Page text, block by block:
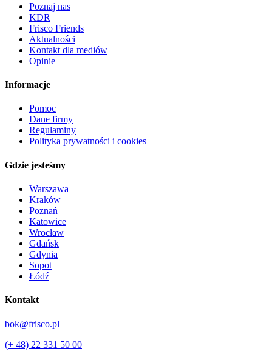
Poznaj nas
KDR
Frisco Friends
Aktualności
Kontakt dla mediów
Opinie
Informacje
Pomoc
Dane firmy
Regulaminy
Polityka prywatności i cookies
Gdzie jesteśmy
Warszawa
Kraków
Poznań
Katowice
Wrocław
Gdańsk
Gdynia
Sopot
Łódź
Kontakt
bok@frisco.pl
(+ 48) 22 331 50 00